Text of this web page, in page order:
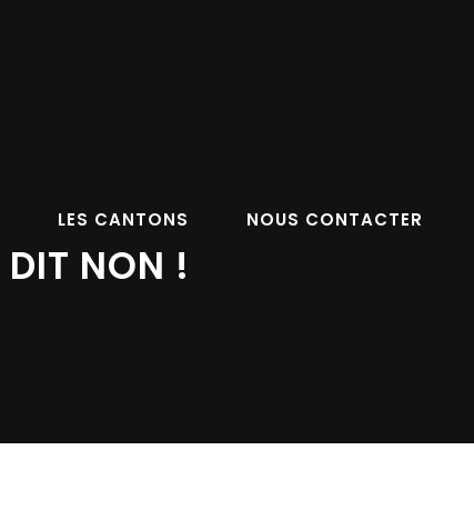
LES CANTONS NOUS CONTACTER
DIT NON !